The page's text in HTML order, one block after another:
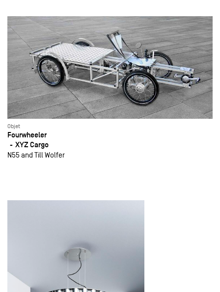
Objet
Fourwheeler
XYZ Cargo
N55 and Till Wolfer